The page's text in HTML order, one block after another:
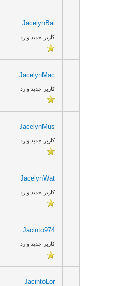
JacelynBai
کاربر جدید وارد
JacelynMac
کاربر جدید وارد
JacelynMus
کاربر جدید وارد
JacelynWat
کاربر جدید وارد
Jacinto974
کاربر جدید وارد
JacintoLor